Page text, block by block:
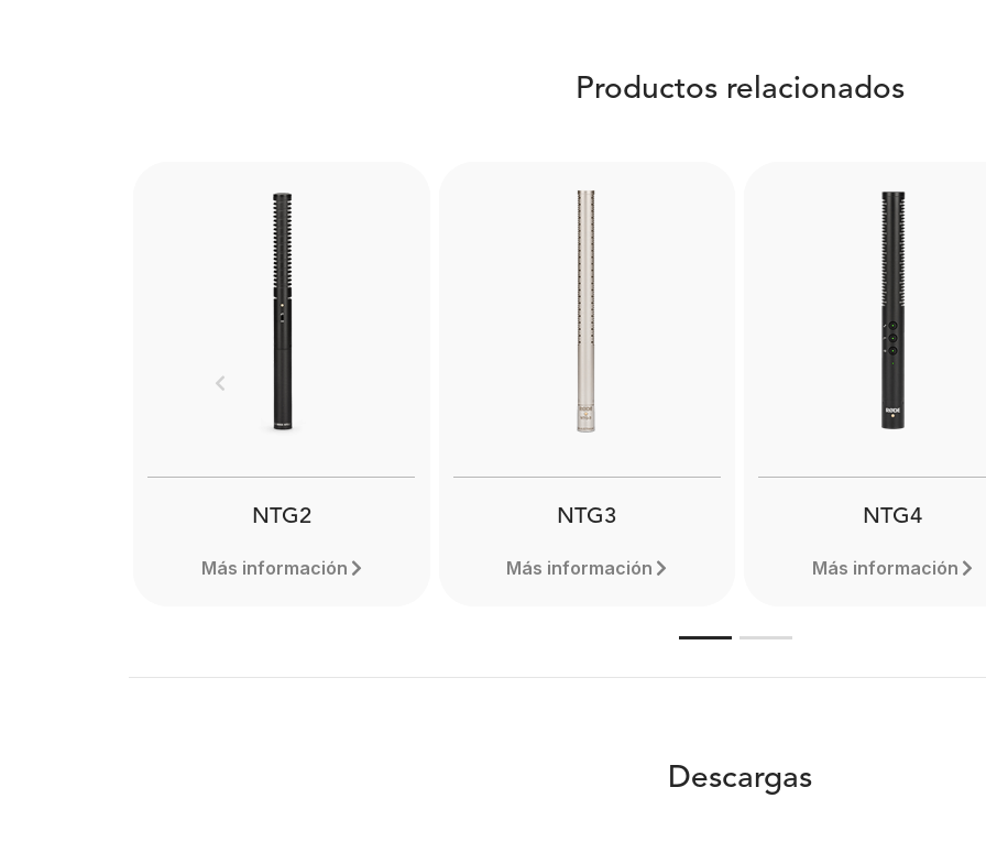
DeadCat
the RØDE VideoMic. Find out
more here.
WS6
The RØDE WS6 is a deluxe
windshield for shotgun
recording in adverse
Boompole Pro
Made from carbon fibre,
Boompole Pro is
lightweight and compact
Designed for use with
professional shotgun
Productos relacionados
NTG2
Más información
NTG3
Más información
NTG4
Más información
Previous
Descargas